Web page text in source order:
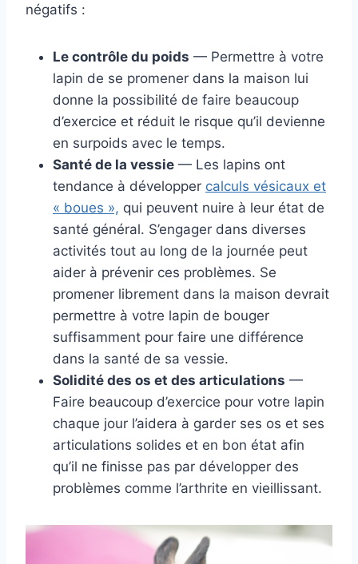
négatifs :
Le contrôle du poids — Permettre à votre
lapin de se promener dans la maison lui
donne la possibilité de faire beaucoup
d’exercice et réduit le risque qu’il devienne
en surpoids avec le temps.
Santé de la vessie — Les lapins ont
tendance à développer calculs vésicaux et
« boues », qui peuvent nuire à leur état de
santé général. S’engager dans diverses
activités tout au long de la journée peut
aider à prévenir ces problèmes. Se
promener librement dans la maison devrait
permettre à votre lapin de bouger
suffisamment pour faire une différence
dans la santé de sa vessie.
Solidité des os et des articulations —
Faire beaucoup d’exercice pour votre lapin
chaque jour l’aidera à garder ses os et ses
articulations solides et en bon état afin
qu’il ne finisse pas par développer des
problèmes comme l’arthrite en vieillissant.